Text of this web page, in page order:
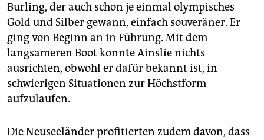
Burling, der auch schon je einmal olympisches
Gold und Silber gewann, einfach souveräner. Er
ging von Beginn an in Führung. Mit dem
langsameren Boot konnte Ainslie nichts
ausrichten, obwohl er dafür bekannt ist, in
schwierigen Situationen zur Höchstform
aufzulaufen.
Die Neuseeländer profitierten zudem davon, dass